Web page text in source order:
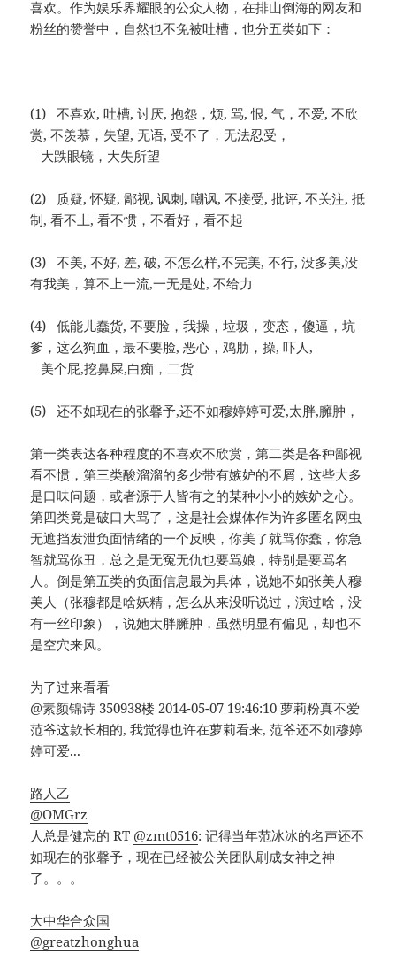
喜欢。作为娱乐界耀眼的公众人物，在排山倒海的网友和
粉丝的赞誉中，自然也不免被吐槽，也分五类如下：
(1) 不喜欢, 吐槽, 讨厌, 抱怨，烦, 骂, 恨, 气，不爱, 不欣
赏, 不羡慕，失望, 无语, 受不了，无法忍受，
大跌眼镜，大失所望
(2) 质疑, 怀疑, 鄙视, 讽刺, 嘲讽, 不接受, 批评, 不关注, 抵
制, 看不上, 看不惯，不看好，看不起
(3) 不美, 不好, 差, 破, 不怎么样,不完美, 不行, 没多美,没
有我美，算不上一流,一无是处, 不给力
(4) 低能儿蠢货, 不要脸，我操，垃圾，变态，傻逼，坑
爹，这么狗血，最不要脸, 恶心，鸡肋，操, 吓人,
美个屁,挖鼻屎,白痴，二货
(5) 还不如现在的张馨予,还不如穆婷婷可爱,太胖,臃肿，
第一类表达各种程度的不喜欢不欣赏，第二类是各种鄙视
看不惯，第三类酸溜溜的多少带有嫉妒的不屑，这些大多
是口味问题，或者源于人皆有之的某种小小的嫉妒之心。
第四类竟是破口大骂了，这是社会媒体作为许多匿名网虫
无遮挡发泄负面情绪的一个反映，你美了就骂你蠢，你急
智就骂你丑，总之是无冤无仇也要骂娘，特别是要骂名
人。倒是第五类的负面信息最为具体，说她不如张美人穆
美人（张穆都是啥妖精，怎么从来没听说过，演过啥，没
有一丝印象），说她太胖臃肿，虽然明显有偏见，却也不
是空穴来风。
为了过来看看
@素颜锦诗 350938楼 2014-05-07 19:46:10 萝莉粉真不爱
范爷这款长相的, 我觉得也许在萝莉看来, 范爷还不如穆婷
婷可爱...
路人乙
@OMGrz
人总是健忘的 RT @zmt0516: 记得当年范冰冰的名声还不
如现在的张馨予，现在已经被公关团队刷成女神之神
了。。。
大中华合众国
@greatzhonghua